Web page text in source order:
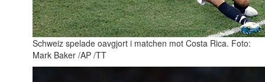
Schweiz spelade oavgjort i matchen mot Costa Rica. Foto:
Mark Baker /AP /TT